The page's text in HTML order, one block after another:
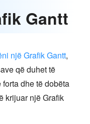
Gantt
një Grafik Gantt,
që duhet të
dhe të dobëta
krijuar një Grafik